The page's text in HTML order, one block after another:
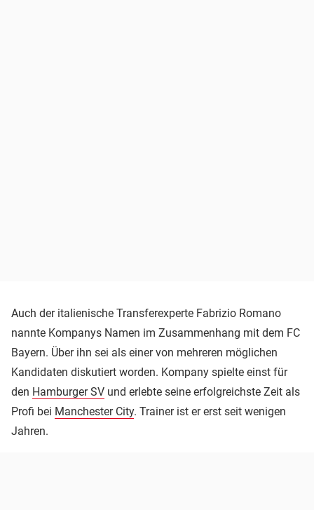
Auch der italienische Transferexperte Fabrizio Romano
nannte Kompanys Namen im Zusammenhang mit dem FC
Bayern. Über ihn sei als einer von mehreren möglichen
Kandidaten diskutiert worden. Kompany spielte einst für
den Hamburger SV und erlebte seine erfolgreichste Zeit als
Profi bei Manchester City. Trainer ist er erst seit wenigen
Jahren.